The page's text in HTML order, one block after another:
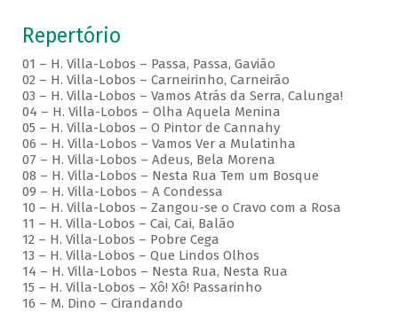
Repertório
01 – H. Villa-Lobos – Passa, Passa, Gavião
02 – H. Villa-Lobos – Carneirinho, Carneirão
03 – H. Villa-Lobos – Vamos Atrás da Serra, Calunga!
04 – H. Villa-Lobos – Olha Aquela Menina
05 – H. Villa-Lobos – O Pintor de Cannahy
06 – H. Villa-Lobos – Vamos Ver a Mulatinha
07 – H. Villa-Lobos – Adeus, Bela Morena
08 – H. Villa-Lobos – Nesta Rua Tem um Bosque
09 – H. Villa-Lobos – A Condessa
10 – H. Villa-Lobos – Zangou-se o Cravo com a Rosa
11 – H. Villa-Lobos – Cai, Cai, Balão
12 – H. Villa-Lobos – Pobre Cega
13 – H. Villa-Lobos – Que Lindos Olhos
14 – H. Villa-Lobos – Nesta Rua, Nesta Rua
15 – H. Villa-Lobos – Xô! Xô! Passarinho
16 – M. Dino – Cirandando